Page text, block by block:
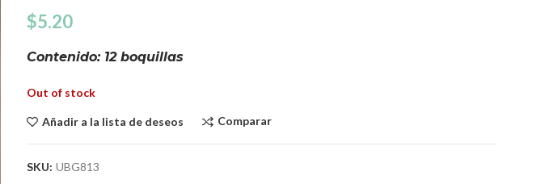
$5.20
Contenido: 12 boquillas
Out of stock
Añadir a la lista de deseos Comparar
SKU: UBG813